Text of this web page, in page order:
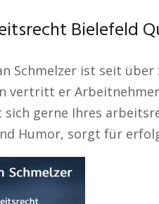
Bielefeld
Schmelzer ist seit
vertritt er
sich gerne Ihres
Humor, sorgt für